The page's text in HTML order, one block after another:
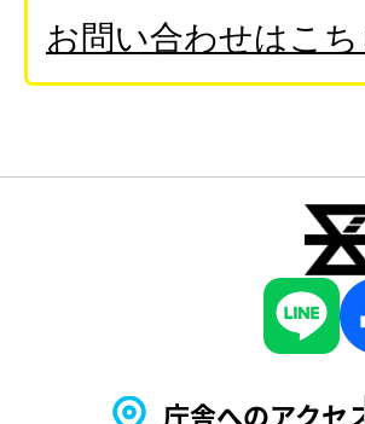
お問い合わせはこ
庁舎へのアクセ